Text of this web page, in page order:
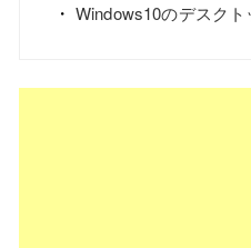
Windows10のデスク